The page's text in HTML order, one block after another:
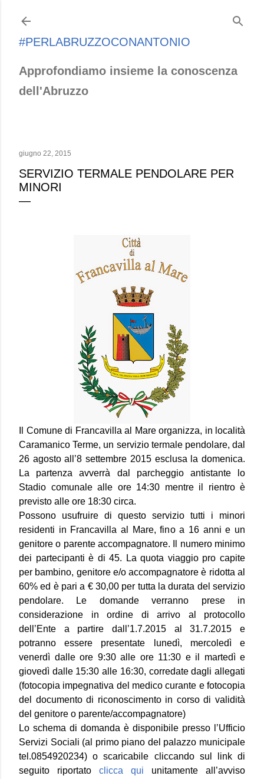
#PERLABRUZZOCONANTONIO
Approfondiamo insieme la conoscenza
dell'Abruzzo
giugno 22, 2015
SERVIZIO TERMALE PENDOLARE PER
MINORI
Il Comune di Francavilla al Mare organizza, in località
Caramanico Terme, un servizio termale pendolare, dal
26 agosto all’8 settembre 2015 esclusa la domenica.
La partenza avverrà dal parcheggio antistante lo
Stadio comunale alle ore 14:30 mentre il rientro è
previsto alle ore 18:30 circa.
Possono usufruire di questo servizio tutti i minori
residenti in Francavilla al Mare, fino a 16 anni e un
genitore o parente accompagnatore. Il numero minimo
dei partecipanti è di 45. La quota viaggio pro capite
per bambino, genitore e/o accompagnatore è ridotta al
60% ed è pari a € 30,00 per tutta la durata del servizio
pendolare. Le domande verranno prese in
considerazione in ordine di arrivo al protocollo
dell’Ente a partire dall’1.7.2015 al 31.7.2015 e
potranno essere presentate lunedì, mercoledì e
venerdì dalle ore 9:30 alle ore 11:30 e il martedì e
giovedì dalle 15:30 alle 16:30, corredate dagli allegati
(fotocopia impegnativa del medico curante e fotocopia
del documento di riconoscimento in corso di validità
del genitore o parente/accompagnatore)
Lo schema di domanda è disponibile presso l’Ufficio
Servizi Sociali (al primo piano del palazzo municipale
tel.0854920234) o scaricabile cliccando sul link di
seguito riportato clicca qui unitamente all’avviso